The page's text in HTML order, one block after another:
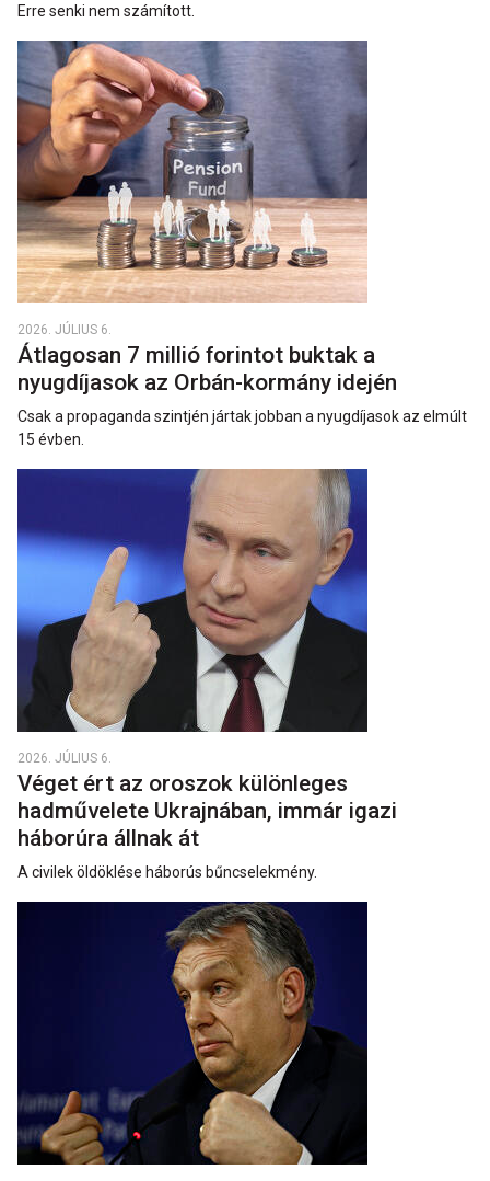
Erre senki nem számított.
2026. JÚLIUS 6.
Átlagosan 7 millió forintot buktak a
nyugdíjasok az Orbán-kormány idején
Csak a propaganda szintjén jártak jobban a nyugdíjasok az elmúlt
15 évben.
2026. JÚLIUS 6.
Véget ért az oroszok különleges
hadművelete Ukrajnában, immár igazi
háborúra állnak át
A civilek öldöklése háborús bűncselekmény.